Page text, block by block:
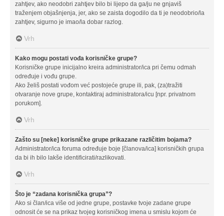
zahtjev, ako neodobri zahtjev bilo bi lijepo da ga/ju ne gnjaviš
traženjem objašnjenja, jer, ako se zaista dogodilo da ti je neodobrio/la
zahtjev, sigurno je imao/la dobar razlog.
Vrh
Kako mogu postati vođa korisničke grupe?
Korisničke grupe inicijalno kreira administrator/ica pri čemu odmah
određuje i vođu grupe.
Ako želiš postati vođom već postojeće grupe ili, pak, (za)tražiti
otvaranje nove grupe, kontaktiraj administratora/icu [npr. privatnom
porukom].
Vrh
Zašto su [neke] korisničke grupe prikazane različitim bojama?
Administrator/ica foruma određuje boje [članova/ica] korisničkih grupa
da bi ih bilo lakše identificirati/razlikovati.
Vrh
Što je “zadana korisnička grupa”?
Ako si član/ica više od jedne grupe, postavke tvoje zadane grupe
odnosit će se na prikaz tvojeg korisničkog imena u smislu kojom će